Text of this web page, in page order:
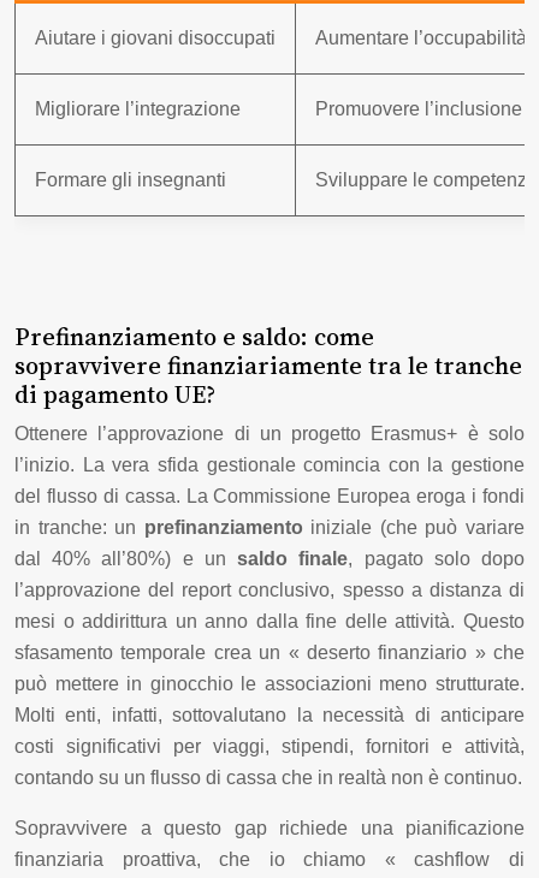
Aiutare i giovani disoccupati Aumentare l’occupabilità
Migliorare l’integrazione Promuovere l’inclusione
Formare gli insegnanti Sviluppare le
Prefinanziamento e saldo: come
sopravvivere finanziariamente tra le tranche
di pagamento UE?
Ottenere l’approvazione di un progetto Erasmus+ è solo
l’inizio. La vera sfida gestionale comincia con la gestione
del flusso di cassa. La Commissione Europea eroga i fondi
in tranche: un prefinanziamento iniziale (che può variare
dal 40% all’80%) e unsaldo finale, pagato solo dopo
l’approvazione del report conclusivo, spesso a distanza di
mesi o addirittura un anno dalla fine delle attività. Questo
sfasamento temporale crea un « deserto finanziario » che
può mettere in ginocchio le associazioni meno strutturate.
Molti enti, infatti, sottovalutano la necessità di anticipare
costi significativi per viaggi, stipendi, fornitori e attività,
contando su un flusso di cassa che in realtà non è continuo.
Sopravvivere a questo gap richiede una pianificazione
finanziaria proattiva, che io chiamo « cashflow di